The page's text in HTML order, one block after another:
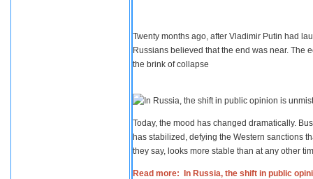
Twenty months ago, after Vladimir Putin had
Russians believed that the end was near. The
the brink of collapse
Today, the mood has changed dramatically.
has stabilized, defying the Western sanctions
they say, looks more stable than at any other
Read more: In Russia, the shift in public